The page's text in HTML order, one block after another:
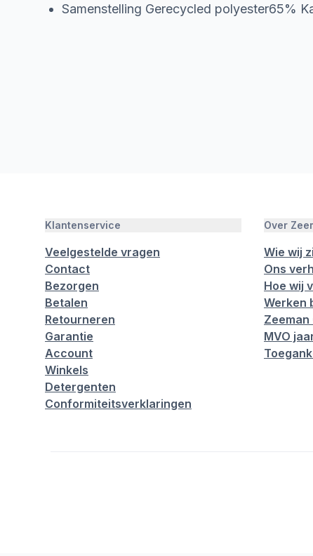
Samenstelling Gerecycled polyester65%
Klantenservice
Veelgestelde vragen
Contact
Bezorgen
Betalen
Retourneren
Garantie
Account
Winkels
Detergenten
Conformiteitsverklaringen
Over
Wie wij
Ons
Hoe wij
Werken
MVO